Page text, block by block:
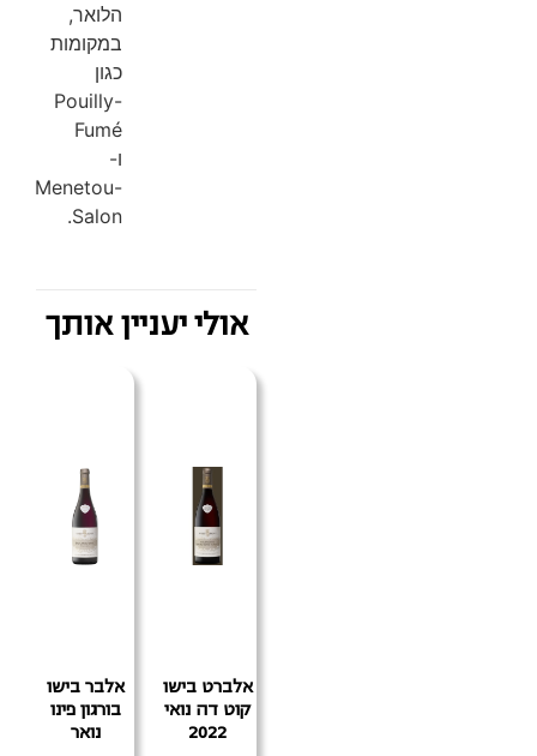
הלואר,
במקומות
כגון
Pouilly-
Fumé
ו-
Menetou-
Salon.
אולי יעניין אותך
אלברט בישו
קוט דה נואי
2022
אלבר בישו
בורגון פינו
נואר